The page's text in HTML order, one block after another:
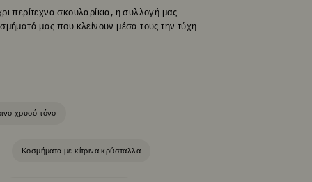
περίτεχνα σκουλαρίκια, η συλλογή μας
μας που κλείνουν μέσα τους την τύχη
χρυσό τόνο
Κοσμήματα με κίτρινα κρύσταλλα